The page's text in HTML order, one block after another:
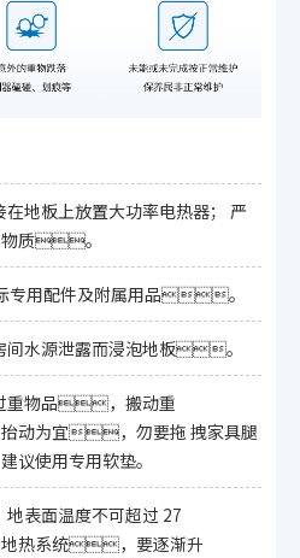
地板上放置大功率电热器； 严
物质。
专用配件及附属用品。
间水源泄露而浸泡地板。
重物品，搬动重
为宜，勿要拖 拽家具腿
议使用专用软垫。
表面温度不可超过 27
热系统，要逐渐升